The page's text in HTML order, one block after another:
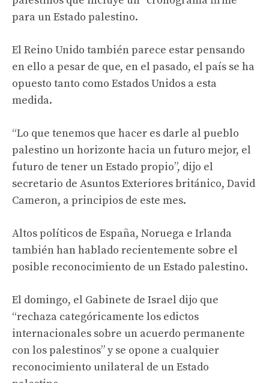
para un Estado palestino.
El Reino Unido también parece estar pensando
en ello a pesar de que, en el pasado, el país se ha
opuesto tanto como Estados Unidos a esta
medida.
“Lo que tenemos que hacer es darle al pueblo
palestino un horizonte hacia un futuro mejor, el
futuro de tener un Estado propio”, dijo el
secretario de Asuntos Exteriores británico, David
Cameron, a principios de este mes.
Altos políticos de España, Noruega e Irlanda
también han hablado recientemente sobre el
posible reconocimiento de un Estado palestino.
El domingo, el Gabinete de Israel dijo que
“rechaza categóricamente los edictos
internacionales sobre un acuerdo permanente
con los palestinos” y se opone a cualquier
reconocimiento unilateral de un Estado